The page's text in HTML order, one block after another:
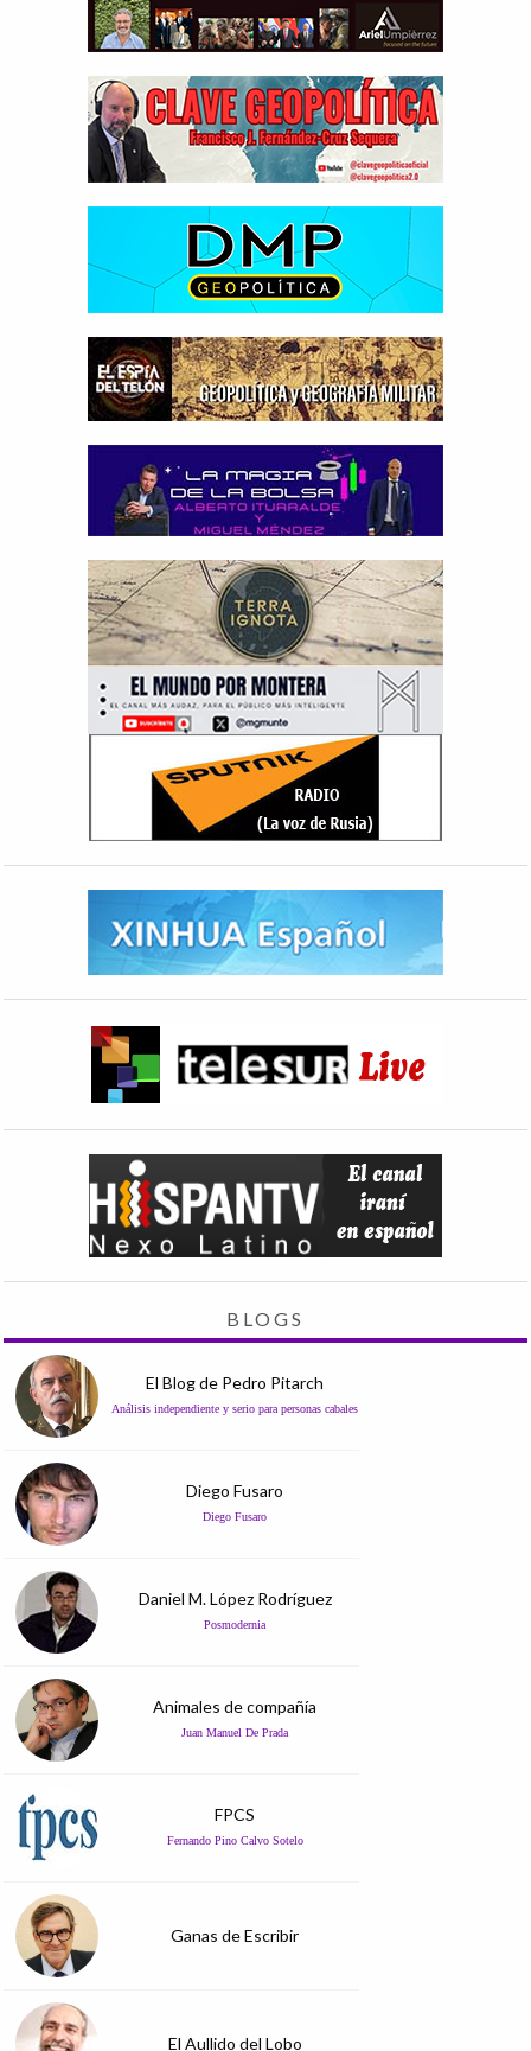
BLOGS
El Blog de Pedro Pitarch
Análisis independiente y serio para personas cabales
Diego Fusaro
Diego Fusaro
Daniel M. López Rodríguez
Posmodernia
Animales de compañía
Juan Manuel De Prada
FPCS
Fernando Pino Calvo Sotelo
Ganas de Escribir
El Aullido del Lobo